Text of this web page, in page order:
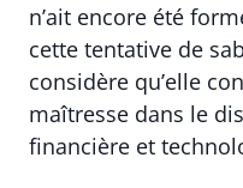
n’ait encore été
cette tentative de
considère qu’elle
maîtresse dans le
financière et